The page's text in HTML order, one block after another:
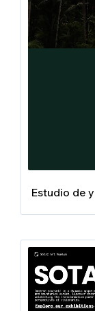
Estudio de